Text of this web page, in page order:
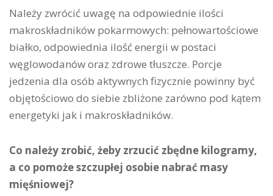
Należy zwrócić uwagę na odpowiednie ilości
makroskładników pokarmowych: pełnowartościowe
białko, odpowiednia ilość energii w postaci
węglowodanów oraz zdrowe tłuszcze. Porcje
jedzenia dla osób aktywnych fizycznie powinny być
objętościowo do siebie zbliżone zarówno pod kątem
energetyki jak i makroskładników.
Co należy zrobić, żeby zrzucić zbędne kilogramy,
a co pomoże szczupłej osobie nabrać masy
mięśniowej?